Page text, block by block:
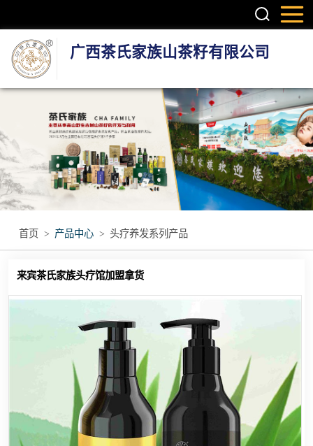
广西茶氏家族山茶籽有限公司
首页 > 产品中心 > 头疗养发系列产品
来宾茶氏家族头疗馆加盟拿货
护肤系列产品
疼痛调理产品
无烟艾灸产品
瑶浴瑶茶产品